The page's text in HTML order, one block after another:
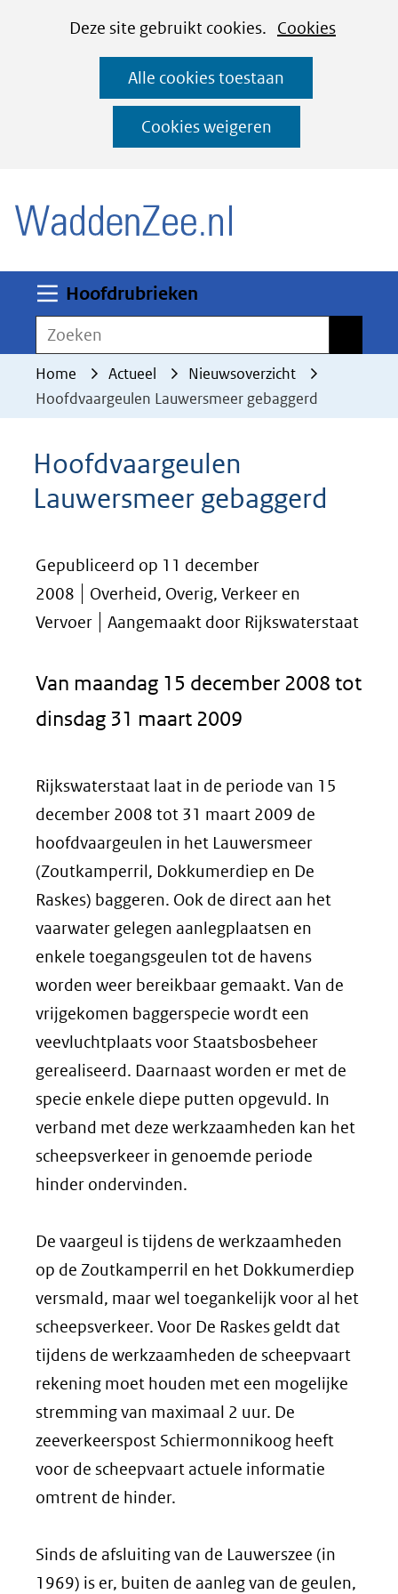
CookiesDeze site gebruikt cookies. Cookies
deze
worden
toegestaan
geweigerd.
Alle cookies toestaan
Cookies weigeren
Ga
naar
de
inhoud
Hoofdrubrieken
Zoeken
Home Actueel
Nieuwsoverzicht
Hoofdvaargeulen Lauwersmeer gebaggerd
Hoofdvaargeulen
Lauwersmeer gebaggerd
Gepubliceerd op 11 december
2008
Overheid, Overig, Verkeer en
Vervoer
Aangemaakt door Rijkswaterstaat
Van maandag 15 december 2008 tot
dinsdag 31 maart 2009
Rijkswaterstaat laat in de periode van 15
december 2008 tot 31 maart 2009 de
hoofdvaargeulen in het Lauwersmeer
(Zoutkamperril, Dokkumerdiep en De
Raskes) baggeren. Ook de direct aan het
vaarwater gelegen aanlegplaatsen en
enkele toegangsgeulen tot de havens
worden weer bereikbaar gemaakt. Van de
vrijgekomen baggerspecie wordt een
veevluchtplaats voor Staatsbosbeheer
gerealiseerd. Daarnaast worden er met de
specie enkele diepe putten opgevuld. In
verband met deze werkzaamheden kan het
scheepsverkeer in genoemde periode
hinder ondervinden.
De vaargeul is tijdens de werkzaamheden
op de Zoutkamperril en het Dokkumerdiep
versmald, maar wel toegankelijk voor al het
scheepsverkeer. Voor De Raskes geldt dat
tijdens de werkzaamheden de scheepvaart
rekening moet houden met een mogelijke
stremming van maximaal 2 uur. De
zeeverkeerspost Schiermonnikoog heeft
voor de scheepvaart actuele informatie
omtrent de hinder.
Sinds de afsluiting van de Lauwerszee (in
1969) is er, buiten de aanleg van de geulen,